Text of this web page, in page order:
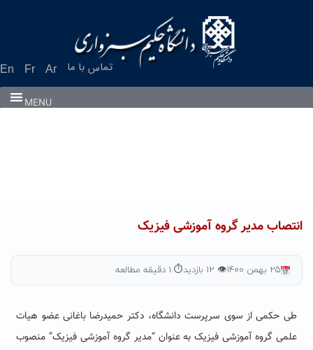
En Fr Ar تماس با ما
MENU
انتصاب مدیر گروه آموزشی فیزیک
۲۵ بهمن ۱۴۰۰ 👁 ۱۲ بازدید ⏱ ۱ دقیقه مطالعه
طی حکمی از سوی سرپرست دانشگاه، دکتر حمیدرضا باغانی عضو هیات
علمی گروه آموزشی فیزیک به عنوان “مدیر گروه آموزشی فیزیک” منصوب